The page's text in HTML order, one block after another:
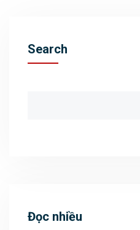
Search
Đọc nhiều